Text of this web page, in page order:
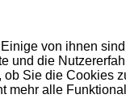
von ihnen
und die
Sie die Cookies
mehr alle